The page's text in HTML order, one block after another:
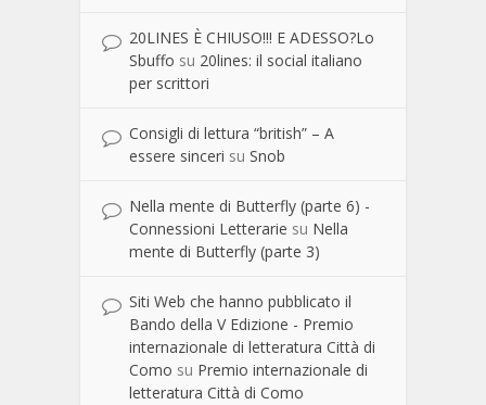
20LINES È CHIUSO!!! E ADESSO?Lo
Sbuffo su 20lines: il social italiano
per scrittori
Consigli di lettura “british” – A
essere sinceri su Snob
Nella mente di Butterfly (parte 6) -
Connessioni Letterarie su Nella
mente di Butterfly (parte 3)
Siti Web che hanno pubblicato il
Bando della V Edizione - Premio
internazionale di letteratura Città di
Como su Premio internazionale di
letteratura Città di Como